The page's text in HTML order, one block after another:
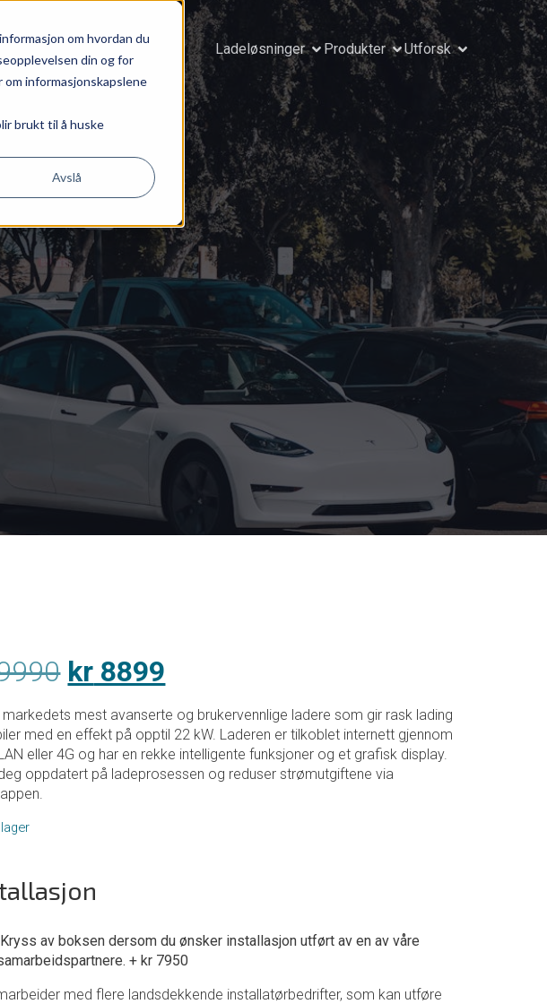
om hvordan du
din og for
informasjonskapslene
brukt til å huske
Avslå
Ladeløsninger Produkter Utforsk
Opprinnelig
pris
var:
kr 9990.
kr 8899
pris
er:
kr 8899.
markedets mest avanserte og brukervennlige ladere som gir rask lading
med en effekt på opptil 22 kW. Laderen er tilkoblet internett gjennom
eller 4G og har en rekke intelligente funksjoner og et grafisk display.
oppdatert på ladeprosessen og reduser strømutgiftene via
Kryss av boksen dersom du ønsker installasjon utført av en av våre
+kr 7950
med flere landsdekkende installatørbedrifter, som kan utføre